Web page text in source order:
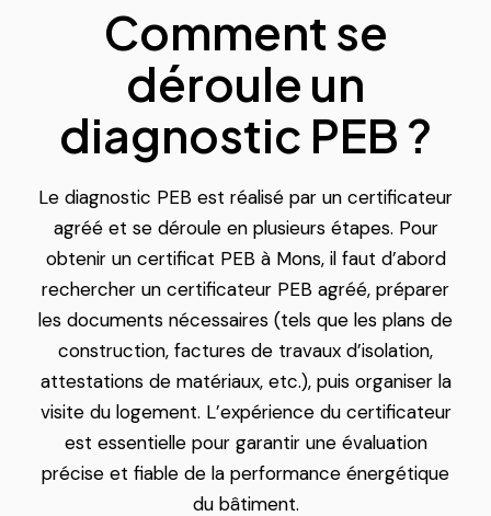
Comment se
déroule un
diagnostic PEB ?
Le diagnostic PEB est réalisé par un certificateur
agréé et se déroule en plusieurs étapes. Pour
obtenir un certificat PEB à Mons, il faut d’abord
rechercher un certificateur PEB agréé, préparer
les documents nécessaires (tels que les plans de
construction, factures de travaux d’isolation,
attestations de matériaux, etc.), puis organiser la
visite du logement. L’expérience du certificateur
est essentielle pour garantir une évaluation
précise et fiable de la performance énergétique
du bâtiment.